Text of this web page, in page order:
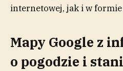
internetowej, jak i w
Mapy Google z
o pogodzie i